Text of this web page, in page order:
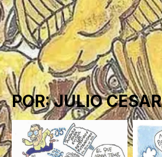
POR: JULIO CESAR